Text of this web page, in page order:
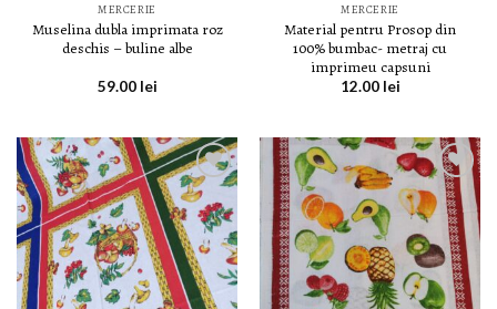
MERCERIE
Muselina dubla imprimata roz
deschis – buline albe
59.00 lei
MERCERIE
Material pentru Prosop din
100% bumbac- metraj cu
imprimeu capsuni
12.00 lei
LISTA DE
DORINȚE
LISTA DE
DORINȚE